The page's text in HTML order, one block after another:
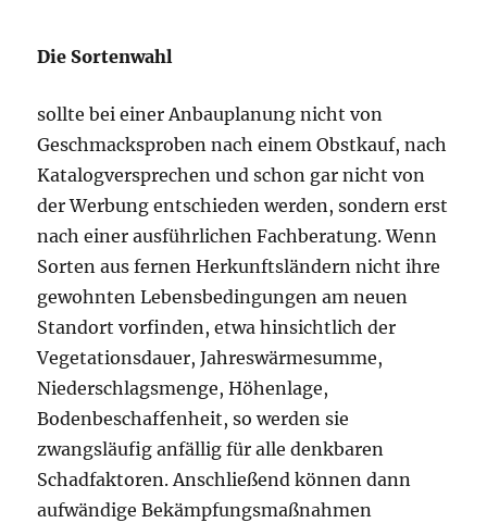
Die Sortenwahl
sollte bei einer Anbauplanung nicht von
Geschmacksproben nach einem Obstkauf, nach
Katalogversprechen und schon gar nicht von
der Werbung entschieden werden, sondern erst
nach einer ausführlichen Fachberatung. Wenn
Sorten aus fernen Herkunftsländern nicht ihre
gewohnten Lebensbedingungen am neuen
Standort vorfinden, etwa hinsichtlich der
Vegetationsdauer, Jahreswärmesumme,
Niederschlagsmenge, Höhenlage,
Bodenbeschaffenheit, so werden sie
zwangsläufig anfällig für alle denkbaren
Schadfaktoren. Anschließend können dann
aufwändige Bekämpfungsmaßnahmen